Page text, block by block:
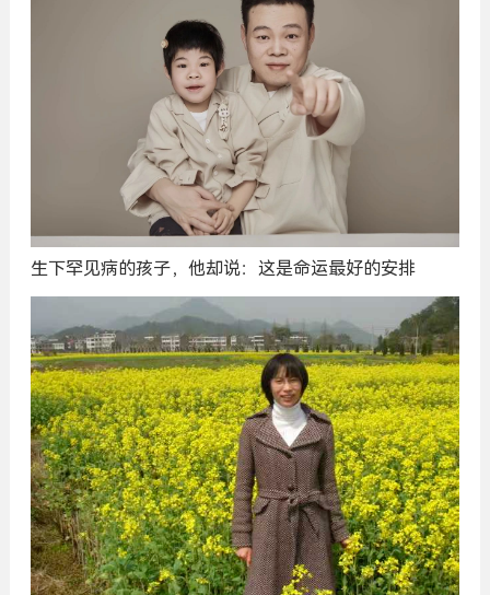
生下罕见病的孩子，他却说：这是命运最好的安排